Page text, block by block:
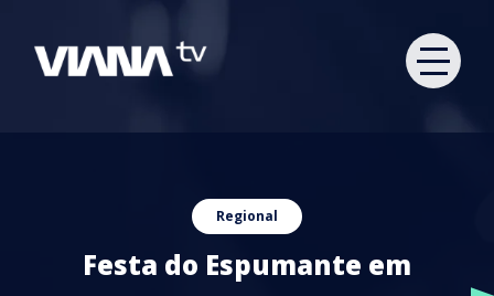
Regional
Festa do Espumante em